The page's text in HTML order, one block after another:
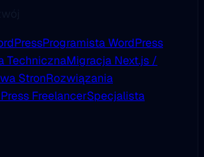
Programista WordPress
TechnicznaMigracja Next.js /
StronRozwiązania
FreelancerSpecjalista